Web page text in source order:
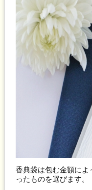
香典袋は包む金額によ
ったものを選びます。